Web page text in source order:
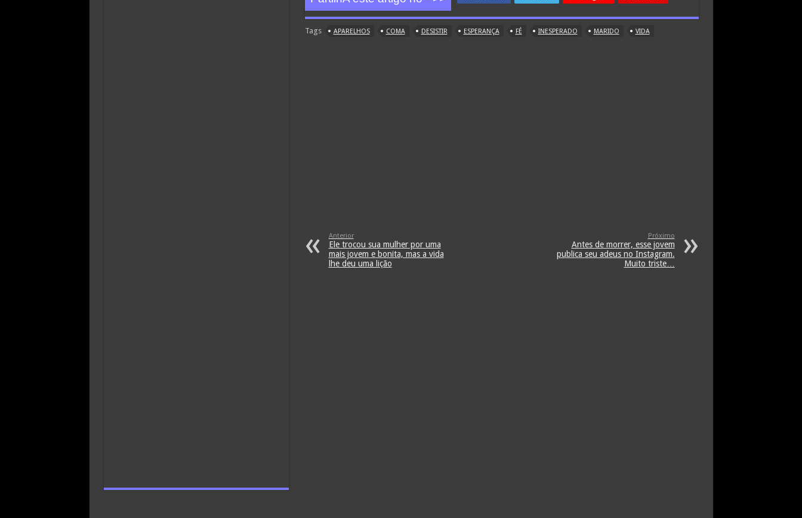
Tags APARELHOS COMA DESISTIR ESPERANÇA FÉ INESPERADO MARIDO VIDA
Anterior
Ele trocou sua mulher por uma
mais jovem e bonita, mas a vida
lhe deu uma lição
Próximo
Antes de morrer, esse jovem
publica seu adeus no Instagram.
Muito triste…